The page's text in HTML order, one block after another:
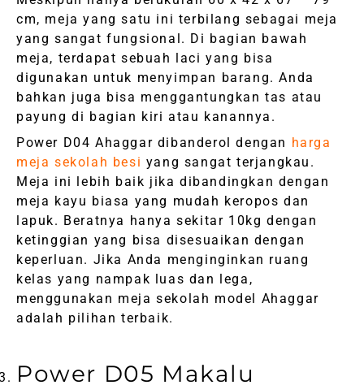
cm, meja yang satu ini terbilang sebagai meja
yang sangat fungsional. Di bagian bawah
meja, terdapat sebuah laci yang bisa
digunakan untuk menyimpan barang. Anda
bahkan juga bisa menggantungkan tas atau
payung di bagian kiri atau kanannya.
Power D04 Ahaggar dibanderol dengan harga
meja sekolah besi yang sangat terjangkau.
Meja ini lebih baik jika dibandingkan dengan
meja kayu biasa yang mudah keropos dan
lapuk. Beratnya hanya sekitar 10kg dengan
ketinggian yang bisa disesuaikan dengan
keperluan. Jika Anda menginginkan ruang
kelas yang nampak luas dan lega,
menggunakan meja sekolah model Ahaggar
adalah pilihan terbaik.
Power D05 Makalu